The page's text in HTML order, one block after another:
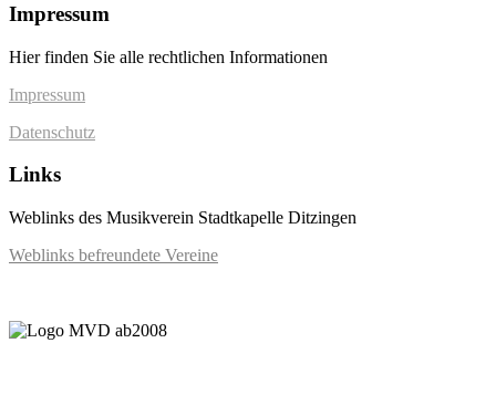
Impressum
Hier finden Sie alle rechtlichen Informationen
Impressum
Datenschutz
Links
Weblinks des Musikverein Stadtkapelle Ditzingen
Weblinks befreundete Vereine